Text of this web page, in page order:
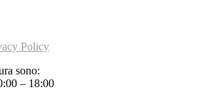
Policy
sono:
– 18:00